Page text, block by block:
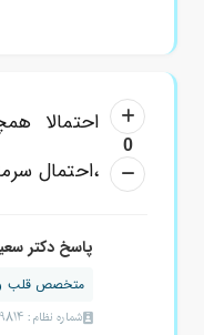
0
احتمالا
،احتمال
پاسخ دکتر
متخصص قلب و
شماره نظام: 69814